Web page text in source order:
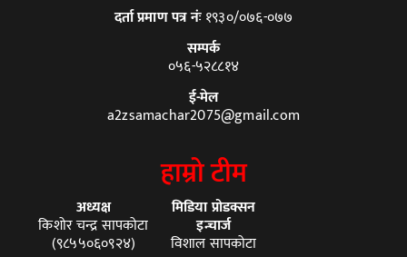
दर्ता प्रमाण पत्र नंः१९३०/०७६-०७७
सम्पर्क
०५६-५२८८१४
ई-मेल
a2zsamachar2075@gmail.com
हाम्रो टीम
अध्यक्ष
किशोर चन्द्र सापकोटा
(९८५५०६०९२४)
मिडिया प्रोडक्सन
इन्चार्ज
विशाल सापकोटा